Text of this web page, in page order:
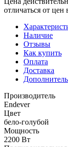
отличаться от
Наличие
Отзывы
Как купить
Оплата
Доставка
Производитель
Endever
Цвет
бело-голубой
Мощность
2200 Вт